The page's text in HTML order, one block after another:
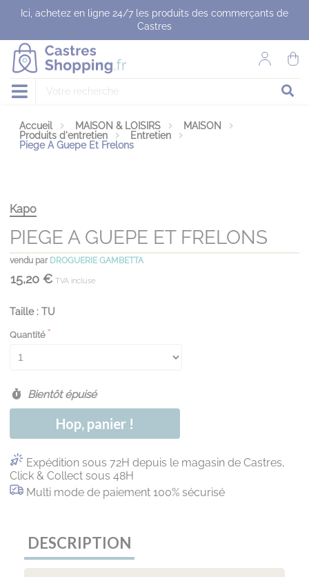
Ici, achetez en ligne 24/7 les produits des commerçants de
Castres
Accueil MAISON & LOISIRS
MAISON
Produits d'entretien
Entretien
Piege A Guepe Et Frelons
Kapo
PIEGE A GUEPE ET FRELONS
vendu par DROGUERIE GAMBETTA
15,20 € TVA incluse
Taille : TU
Quantité
Bientôt épuisé
Hop, panier !
Expédition sous 72H depuis le magasin de Castres,
Click & Collect sous 48H
Multi mode de paiement 100% sécurisé
DESCRIPTION
Panneau de gestion des cookies